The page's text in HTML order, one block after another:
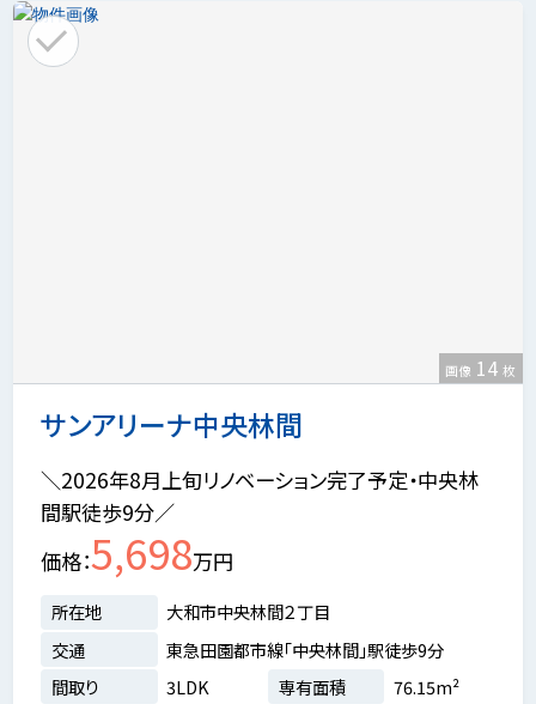
サンアリーナ中央林間
画像 14 枚
＼2026年8月上旬リノベーション完了予定・中央林
間駅徒歩9分／
価格 5,698万円
所在地
大和市中央林間２丁目
交通
東急田園都市線「中央林間」駅徒歩9分
間取り
3LDK 専有面積
76.15m²